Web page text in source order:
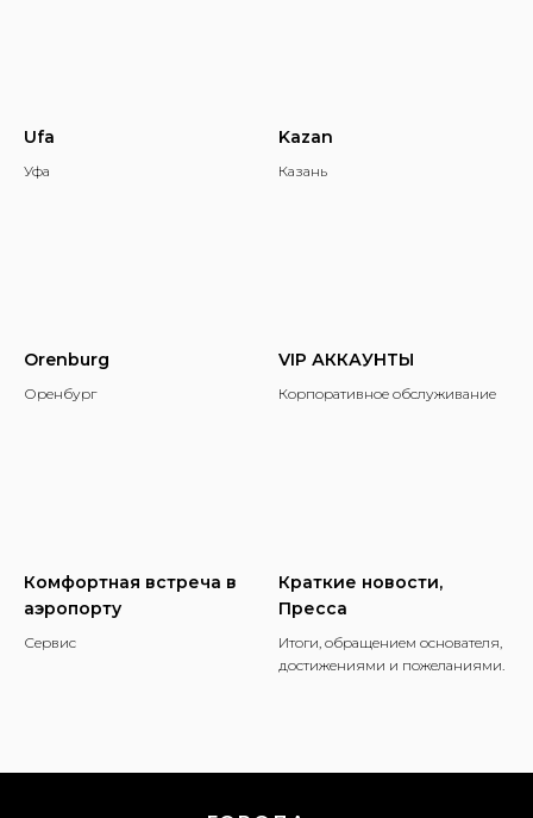
Ufa
Уфа
Kazan
Казань
Orenburg
Оренбург
VIP АККАУНТЫ
Корпоративное обслуживание
Комфортная встреча в
аэропорту
Сервис
Краткие новости,
Пресса
Итоги, обращением основателя,
достижениями и пожеланиями.